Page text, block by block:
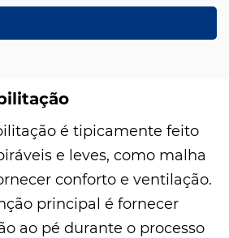
é tipicamente feito
​​e leves, como malha
conforto e ventilação.
principal é fornecer
ao pé durante o processo